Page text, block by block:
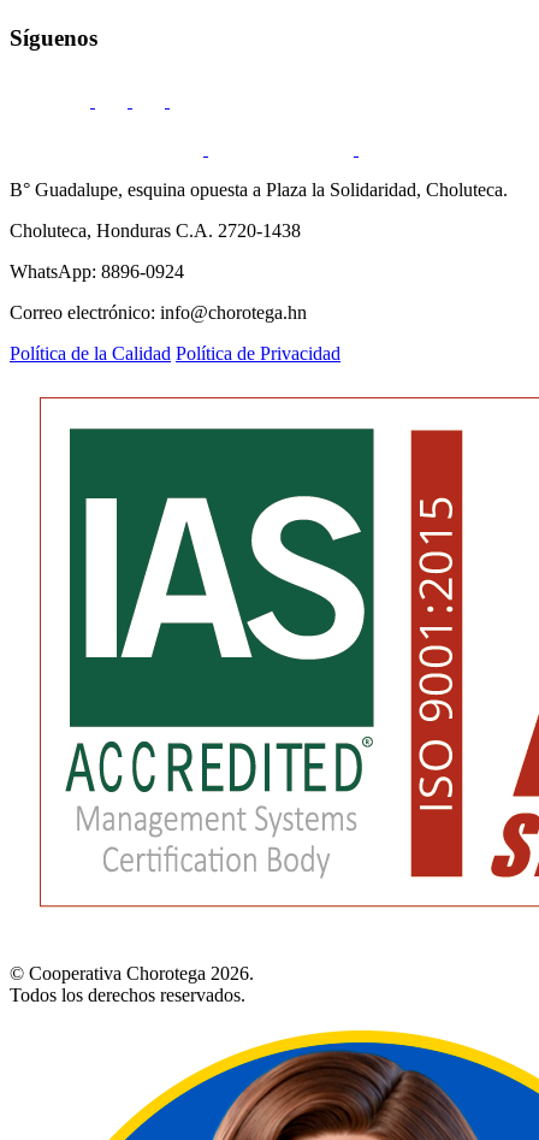
Síguenos
B° Guadalupe, esquina opuesta a Plaza la Solidaridad, Choluteca.
Choluteca, Honduras C.A. 2720-1438
WhatsApp: 8896-0924
Correo electrónico: info@chorotega.hn
Política de la Calidad Política de Privacidad
© Cooperativa Chorotega 2026.
Todos los derechos reservados.